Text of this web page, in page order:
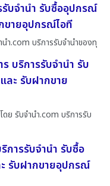
บจำนำ รับซื้ออุปกรณ์
ขายอุปกรณ์ไอที
า.com บริการรับจำนำของทุ
บริการรับจำนำ รับ
ละ รับฝากขาย
ดย รับจํานํา.com บริการรับ
การรับจำนำ รับซื้อ
รับฝากขายอุปกรณ์